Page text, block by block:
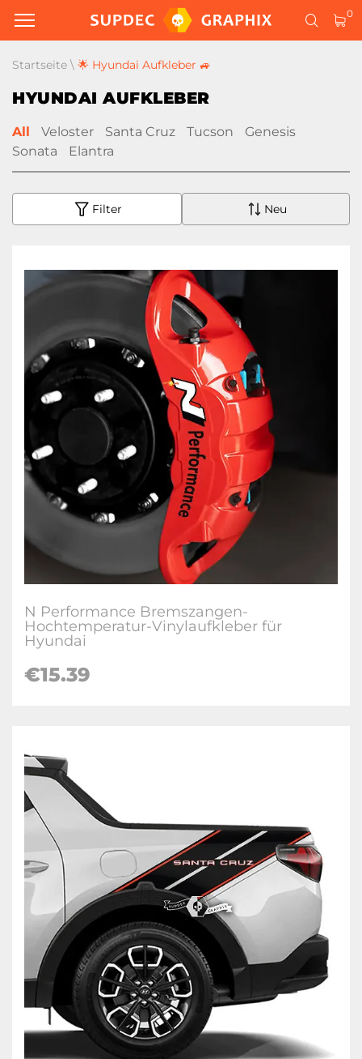
0
Startseite \ 🌟 Hyundai Aufkleber 🚙
HYUNDAI AUFKLEBER
All Veloster Santa Cruz Tucson
Genesis
Sonata
Elantra
Filter Neu
N Performance Bremszangen-
Hochtemperatur-Vinylaufkleber für
Hyundai
€15.39